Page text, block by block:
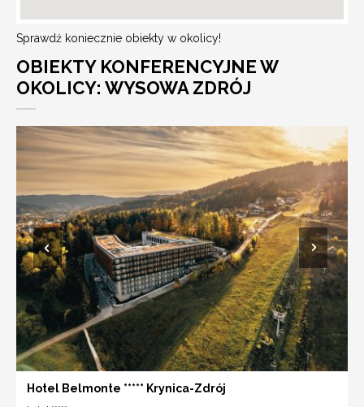
Sprawdź koniecznie obiekty w okolicy!
OBIEKTY KONFERENCYJNE W
OKOLICY: WYSOWA ZDRÓJ
Hotel Belmonte ***** Krynica-Zdrój